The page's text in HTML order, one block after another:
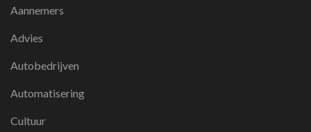
Aannemers
Advies
Autobedrijven
Automatisering
Cultuur